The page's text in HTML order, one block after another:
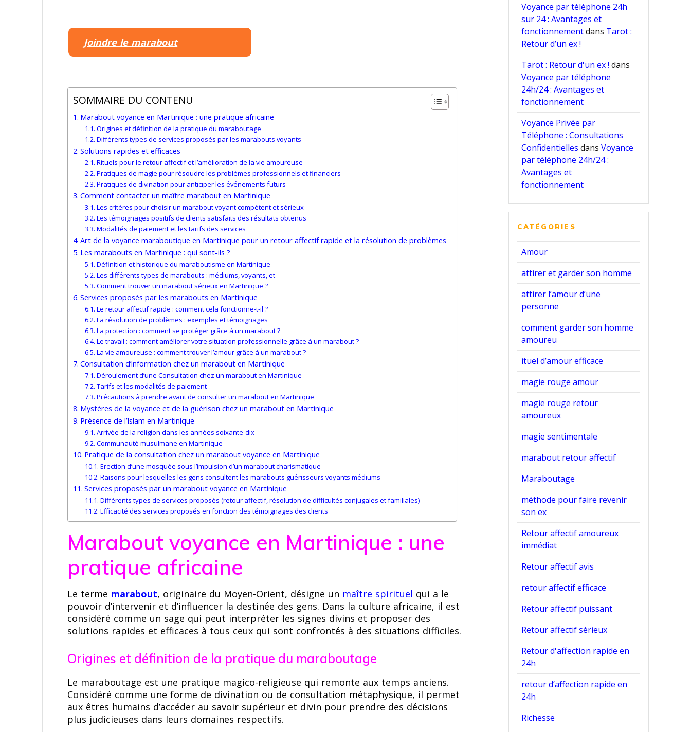
Joindre le marabout
SOMMAIRE DU CONTENU
Marabout voyance en Martinique : une pratique africaine
Origines et définition de la pratique du maraboutage
Différents types de services proposés par les marabouts voyants
Solutions rapides et efficaces
Rituels pour le retour affectif et l’amélioration de la vie amoureuse
Pratiques de magie pour résoudre les problèmes professionnels et financiers
Pratiques de divination pour anticiper les événements futurs
Comment contacter un maître marabout en Martinique
Les critères pour choisir un marabout voyant compétent et sérieux
Les témoignages positifs de clients satisfaits des résultats obtenus
Modalités de paiement et les tarifs des services
Art de la voyance maraboutique en Martinique pour un retour affectif rapide et la résolution de problèmes
Les marabouts en Martinique : qui sont-ils ?
Définition et historique du maraboutisme en Martinique
Les différents types de marabouts : médiums, voyants, et
Comment trouver un marabout sérieux en Martinique ?
Services proposés par les marabouts en Martinique
Le retour affectif rapide : comment cela fonctionne-t-il ?
La résolution de problèmes : exemples et témoignages
La protection : comment se protéger grâce à un marabout ?
Le travail : comment améliorer votre situation professionnelle grâce à un marabout ?
La vie amoureuse : comment trouver l’amour grâce à un marabout ?
Consultation d’information chez un marabout en Martinique
Déroulement d’une Consultation chez un marabout en Martinique
Tarifs et les modalités de paiement
Précautions à prendre avant de consulter un marabout en Martinique
Mystères de la voyance et de la guérison chez un marabout en Martinique
Présence de l’Islam en Martinique
Arrivée de la religion dans les années soixante-dix
Communauté musulmane en Martinique
Pratique de la consultation chez un marabout voyance en Martinique
Erection d’une mosquée sous l’impulsion d’un marabout charismatique
Raisons pour lesquelles les gens consultent les marabouts guérisseurs voyants médiums
Services proposés par un marabout voyance en Martinique
Différents types de services proposés (retour affectif, résolution de difficultés conjugales et familiales)
Efficacité des services proposés en fonction des témoignages des clients
Marabout voyance en Martinique : une
pratique africaine
Le terme marabout, originaire du Moyen-Orient, désigne un maître spirituel qui a le
pouvoir d’intervenir et d’influencer la destinée des gens. Dans la culture africaine, il est
considéré comme un sage qui peut interpréter les signes divins et proposer des
solutions rapides et efficaces à tous ceux qui sont confrontés à des situations difficiles.
Origines et définition de la pratique du maraboutage
Le maraboutage est une pratique magico-religieuse qui remonte aux temps anciens.
Considéré comme une forme de divination ou de consultation métaphysique, il permet
aux êtres humains d’accéder au savoir supérieur et divin pour prendre des décisions
plus judicieuses dans leurs domaines respectifs.
Voyance par téléphone 24h
sur 24 : Avantages et
fonctionnementdans Tarot :
Retour d’un ex !
Tarot : Retour d'un ex ! dans
Voyance par téléphone
24h/24 : Avantages et
fonctionnement
Voyance Privée par
Téléphone : Consultations
Confidentielles dansVoyance
par téléphone 24h/24 :
Avantages et
fonctionnement
CATÉGORIES
Amour
attirer et garder son homme
attirer l’amour d’une
personne
comment garder son homme
amoureu
ituel d’amour efficace
magie rouge amour
magie rouge retour
amoureux
magie sentimentale
marabout retour affectif
Maraboutage
méthode pour faire revenir
son ex
Retour affectif amoureux
immédiat
Retour affectif avis
retour affectif efficace
Retour affectif puissant
Retour affectif sérieux
Retour d'affection rapide en
24h
retour d’affection rapide en
24h
Richesse